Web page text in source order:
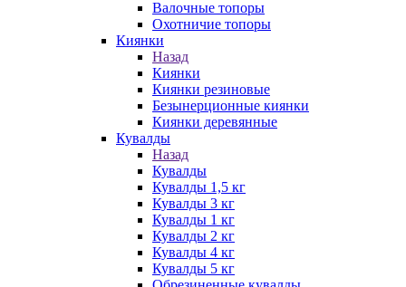
Валочные топоры
Охотничие топоры
Киянки
Назад
Киянки
Киянки резиновые
Безынерционные киянки
Киянки деревянные
Кувалды
Назад
Кувалды
Кувалды 1,5 кг
Кувалды 3 кг
Кувалды 1 кг
Кувалды 2 кг
Кувалды 4 кг
Кувалды 5 кг